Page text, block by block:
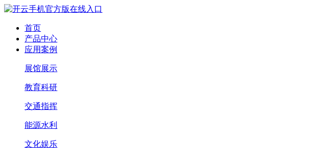
首页
产品中心
应用案例
展馆展示
教育科研
交通指挥
能源水利
文化娱乐